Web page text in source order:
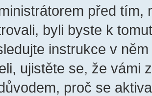
před tím,
byli byste k
instrukce v
ujistěte se, že vámi
proč se